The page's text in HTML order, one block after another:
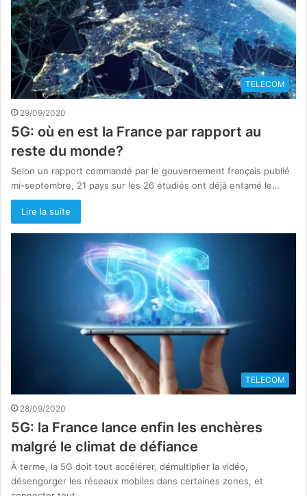
TELECOM
29/09/2020
5G: où en est la France par rapport au
reste du monde?
Selon un rapport commandé par le gouvernement français publié
mi-septembre, 21 pays sur les 26 étudiés ont déjà entamé le…
Lire la suite
TELECOM
28/09/2020
5G: la France lance enfin les enchères
malgré le climat de défiance
À terme, la 5G doit tout accélérer, démultiplier la vidéo,
désengorger les réseaux mobiles dans certaines zones, et